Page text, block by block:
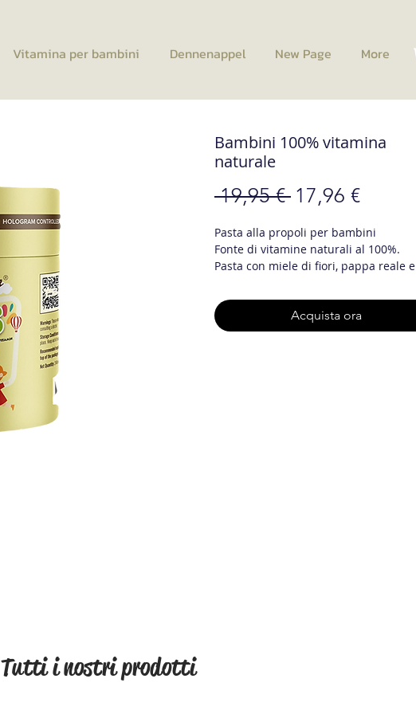
Vitamina per bambini Dennenappel New Page More
Bambini 100% vitamina
naturale
19,95 € Prezzo
17,96 €Prezzo
Pasta alla propoli per bambini
Fonte di vitamine naturali al 100%.
Pasta con miele di fiori, pappa reale e
naturale!
I bambini lo adoranoAcquista ora
Tutti i nostri prodotti